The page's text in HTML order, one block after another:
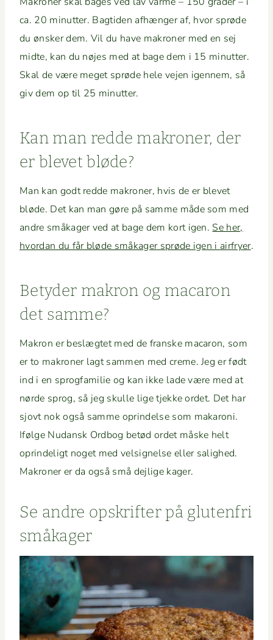
ca. 20 min­ut­ter. Bagti­den afhænger af, hvor sprøde
du ønsker dem. Vil du have makro­ner med en sej
midte, kan du nøjes med at bage dem i 15 min­ut­ter.
Skal de være meget sprøde hele vejen igen­nem, så
giv dem op til 25 minutter.
Kan man red­de makro­ner, der
er blevet bløde?
Man kan godt red­de makro­ner, hvis de er blevet
bløde. Det kan man gøre på samme måde som med
andre småk­ager ved at bage dem kort igen. Se her,
hvor­dan du får bløde småk­ager sprøde igen i air­fry­er.
Bety­der makron og mac­aron
det samme?
Makron er beslægtet med de franske mac­aron, som
er to makro­ner lagt sam­men med creme. Jeg er født
ind i en sprog­fam­i­lie og kan ikke lade være med at
nørde sprog, så jeg skulle lige tjekke ordet. Det har
sjovt nok også samme oprindelse som maka­roni.
Ifølge Nudan­sk Ord­bog betød ordet måske helt
oprindeligt noget med vel­signelse eller salighed.
Makro­ner er da også små dejlige kager.
Se andre opskrifter på gluten­fri
småkager